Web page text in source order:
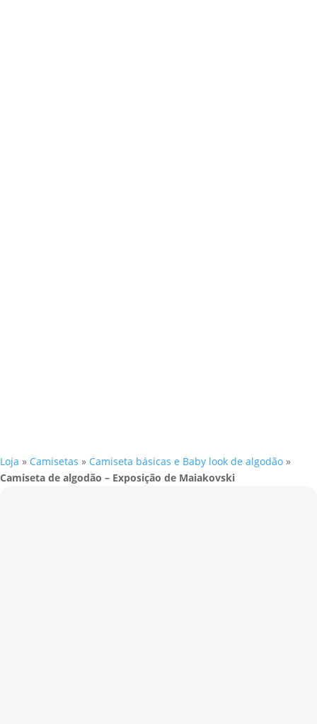
Loja » Camisetas » Camiseta básicas e Baby look de algodão »
Camiseta de algodão – Exposição de Maiakovski